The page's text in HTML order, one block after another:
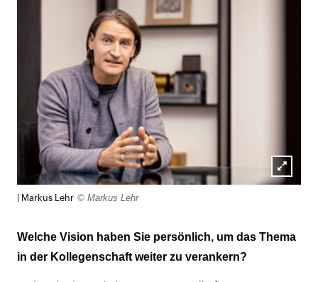
| Markus Lehr © Markus Lehr
Welche Vision haben Sie persönlich, um das Thema
in der Kollegenschaft weiter zu verankern?